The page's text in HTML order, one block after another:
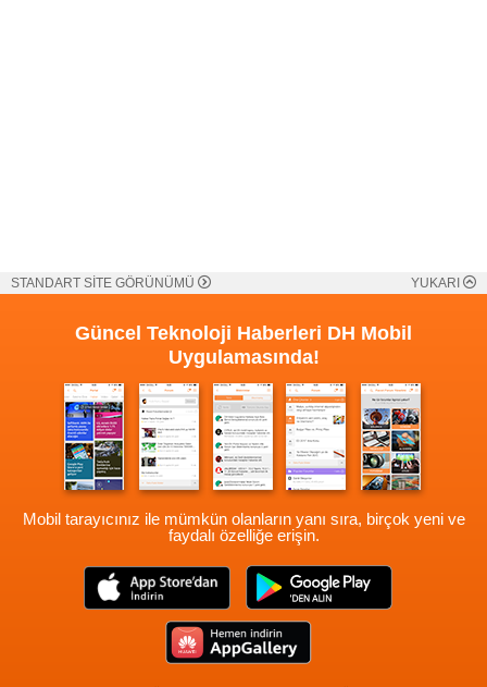
STANDART SİTE GÖRÜNÜMÜ YUKARI
Güncel Teknoloji Haberleri DH Mobil
Uygulamasında!
Mobil tarayıcınız ile mümkün olanların yanı sıra, birçok yeni ve
faydalı özelliğe erişin.